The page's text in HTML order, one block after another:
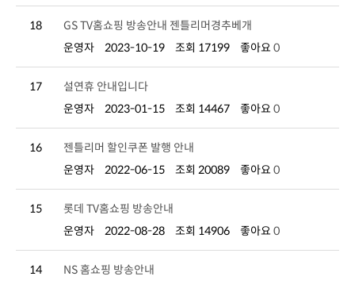
18
GS TV홈쇼핑 방송안내 젠틀리머경추베개
운영자
2023-10-19 조회 17199 좋아요 0
17
설연휴 안내입니다
운영자
2023-01-15 조회 14467 좋아요 0
16
젠틀리머 할인쿠폰 발행 안내
운영자
2022-06-15 조회 20089 좋아요 0
15
롯데 TV홈쇼핑 방송안내
운영자
2022-08-28 조회 14906 좋아요 0
14
NS 홈쇼핑 방송안내